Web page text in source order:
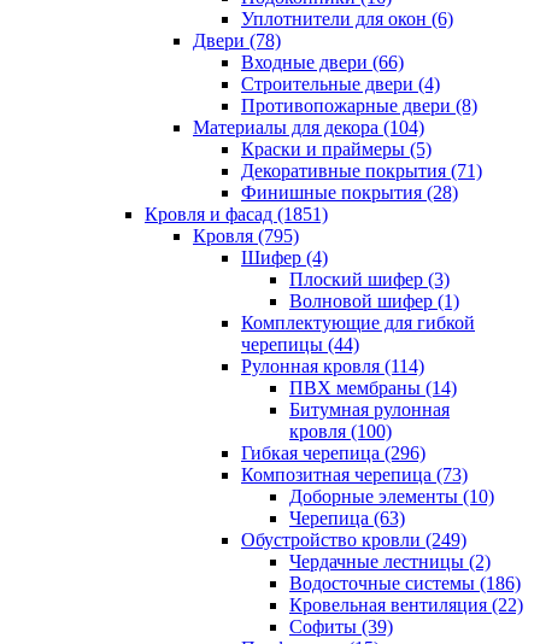
Уплотнители для окон (6)
Двери (78)
Входные двери (66)
Строительные двери (4)
Противопожарные двери (8)
Материалы для декора (104)
Краски и праймеры (5)
Декоративные покрытия (71)
Финишные покрытия (28)
Кровля и фасад (1851)
Кровля (795)
Шифер (4)
Плоский шифер (3)
Волновой шифер (1)
Комплектующие для гибкой
черепицы (44)
Рулонная кровля (114)
ПВХ мембраны (14)
Битумная рулонная
кровля (100)
Гибкая черепица (296)
Композитная черепица (73)
Доборные элементы (10)
Черепица (63)
Обустройство кровли (249)
Чердачные лестницы (2)
Водосточные системы (186)
Кровельная вентиляция (22)
Cофиты (39)